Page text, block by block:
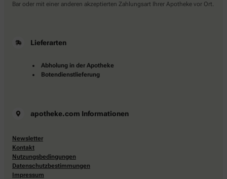
Bar oder mit einer anderen akzeptierten Zahlungsart Ihrer Apotheke vor Ort.
Lieferarten
Abholung in der Apotheke
Botendienstlieferung
apotheke.com Informationen
Newsletter
Kontakt
Nutzungsbedingungen
Datenschutzbestimmungen
Impressum